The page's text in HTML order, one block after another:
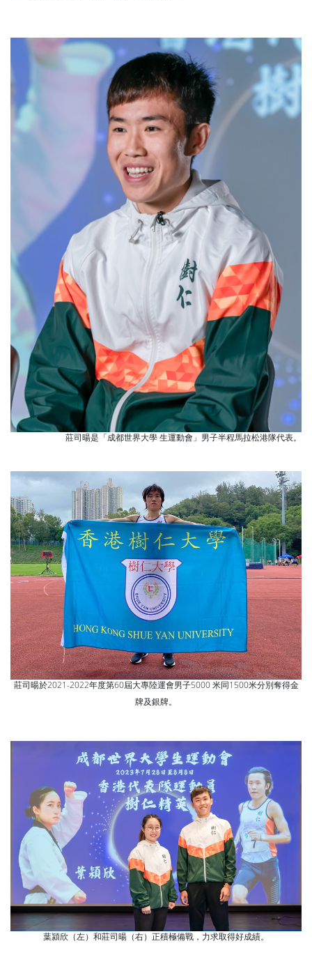
莊司暘是「成都世界大學 生運動會」男子半程馬拉松港隊代表。
莊司暘於2021-2022年度第60屆大專陸運會男子5000 米同1500米分別奪得金
牌及銀牌。
葉潁欣（左）和莊司暘（右）正積極備戰，力求取得好成績。